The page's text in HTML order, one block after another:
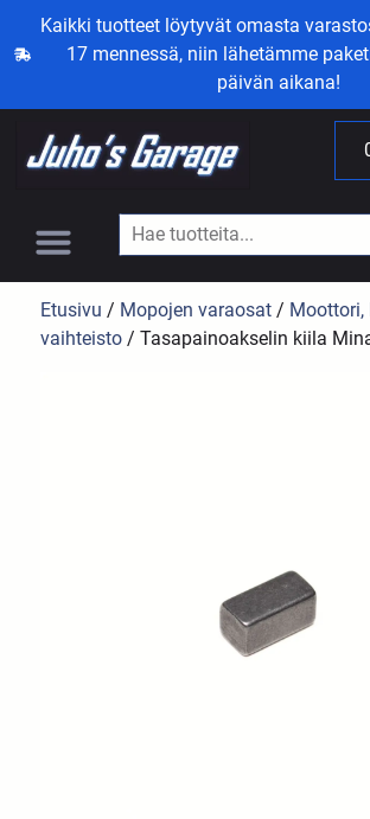
Kaikki tuotteet löytyvät omasta
17 mennessä, niin lähetämme
päivän aikana!
Etusivu / Mopojen varaosat / Moottori,
vaihteisto / Tasapainoakselin kiila